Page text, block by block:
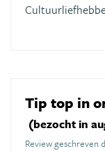
Tip top in
(bezocht in
Review geschreven